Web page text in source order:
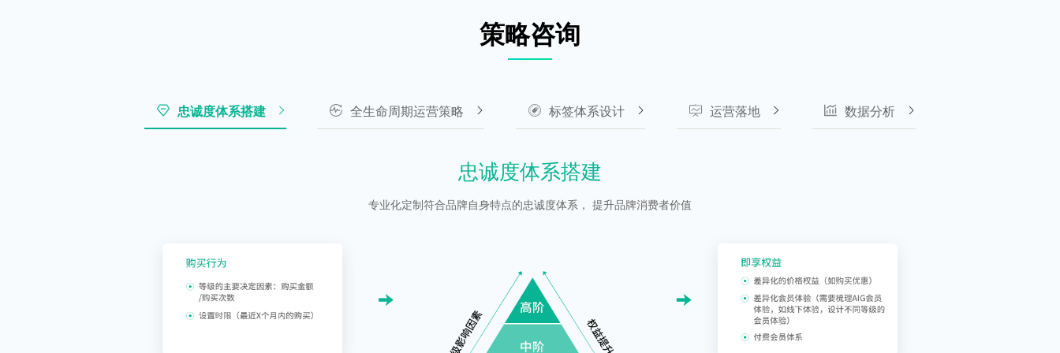
策略咨询
忠诚度体系搭建 全生命周期运营策略 标签体系设计 运营落地 数据分析
忠诚度体系搭建
专业化定制符合品牌自身特点的忠诚度体系， 提升品牌消费者价值